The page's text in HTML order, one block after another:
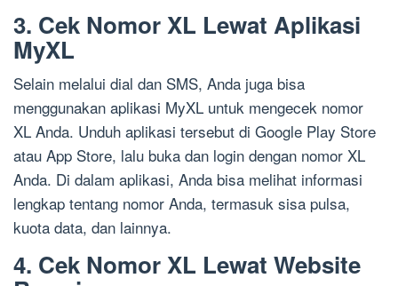
3. Cek Nomor XL Lewat Aplikasi
MyXL
Selain melalui dial dan SMS, Anda juga bisa
menggunakan aplikasi MyXL untuk mengecek nomor
XL Anda. Unduh aplikasi tersebut di Google Play Store
atau App Store, lalu buka dan login dengan nomor XL
Anda. Di dalam aplikasi, Anda bisa melihat informasi
lengkap tentang nomor Anda, termasuk sisa pulsa,
kuota data, dan lainnya.
4. Cek Nomor XL Lewat Website